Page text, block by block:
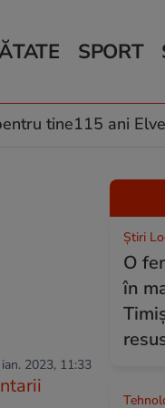
culinare
SPORT
tine115 ani
2023, 11:33
Știri
O
în